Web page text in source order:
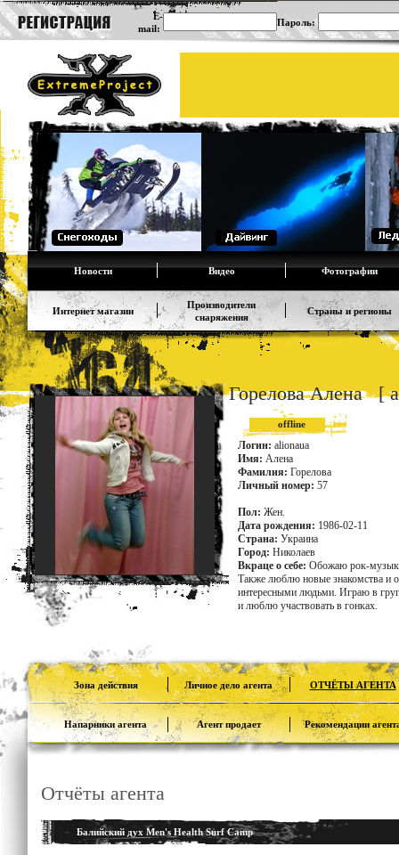
E-
mail:
Пароль:
Новости Видео Фотографии
Интернет магазин
Производители
снаряжения
Страны и регионы
Горелова Алена [
offline
Логин: alionaua
Имя: Алена
Фамилия: Горелова
Личный номер: 57
Пол: Жен.
Дата рождения: 1986-02-11
Страна: Украина
Город: Николаев
Вкраце о себе: Обожаю рок-
Также люблю новые знакомства и
интересными людьми. Играю в
и люблю участвовать в гонках.
Зона действия Личное дело агента ОТЧЁТЫ АГЕНТА
Напарники агента Агент продает Рекомендации
Отчёты агента
Балийский дух Men's Health Surf Camp